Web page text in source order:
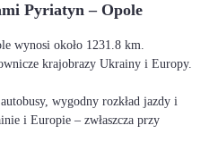
Pyriatyn – Opole
wynosi około 1231.8 km.
krajobrazy Ukrainy i Europy.
wygodny rozkład jazdy i
i Europie – zwłaszcza przy